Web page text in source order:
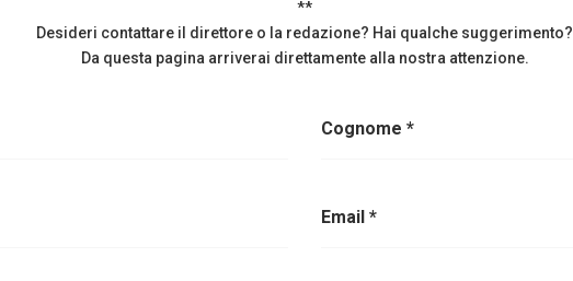
**
Desideri contattare il direttore o la redazione? Hai qualche suggerimento?
Da questa pagina arriverai direttamente alla nostra attenzione.
Cognome *
Email *